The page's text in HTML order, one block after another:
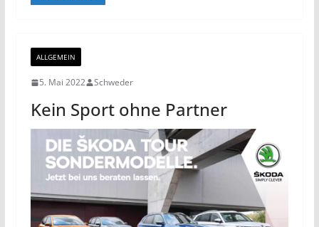
ALLGEMEIN
5. Mai 2022 Schweder
Kein Sport ohne Partner